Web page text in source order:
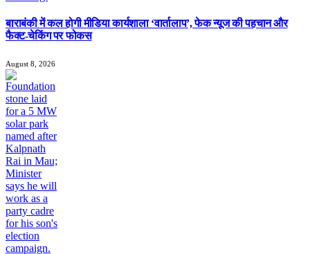
बाराबंकी में कल होगी मीडिया कार्यशाला ‘वार्तालाप’, फेक न्यूज की पहचान और
फैक्ट-चेकिंग पर फोकस
August 8, 2026